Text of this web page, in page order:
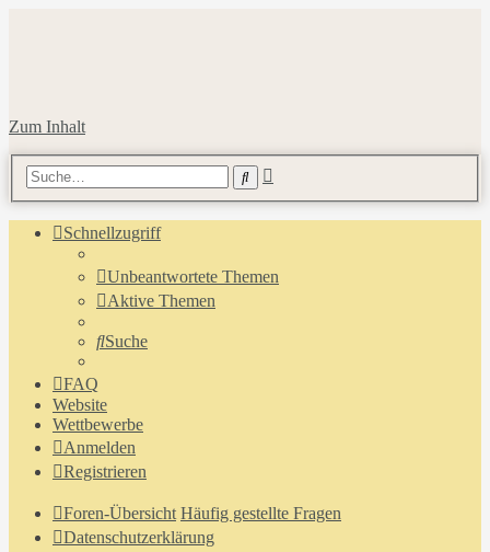
Zum Inhalt
Suche
Schnellzugriff
Unbeantwortete Themen
Aktive Themen
Suche
FAQ
Website
Wettbewerbe
Anmelden
Registrieren
Foren-Übersicht Häufig gestellte Fragen
Datenschutzerklärung